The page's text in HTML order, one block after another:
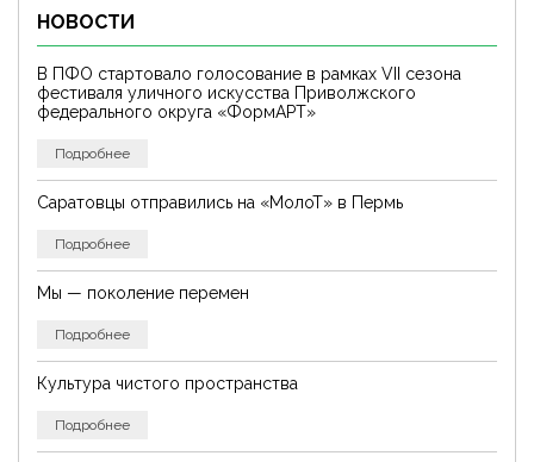
НОВОСТИ
В ПФО стартовало голосование в рамках VII сезона
фестиваля уличного искусства Приволжского
федерального округа «ФормАРТ»
Подробнее
Саратовцы отправились на «МолоТ» в Пермь
Подробнее
Мы — поколение перемен
Подробнее
Культура чистого пространства
Подробнее